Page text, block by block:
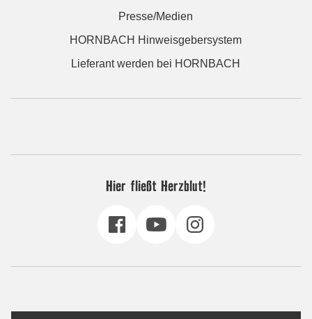
Presse/Medien
HORNBACH Hinweisgebersystem
Lieferant werden bei HORNBACH
Hier fließt Herzblut!